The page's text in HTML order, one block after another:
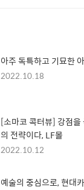
아주 독특하고 기묘한
2022.10.18
[소마코 콕터뷰] 강점
의 전략이다, LF몰
2022.10.12
예술의 중심으로, 현대